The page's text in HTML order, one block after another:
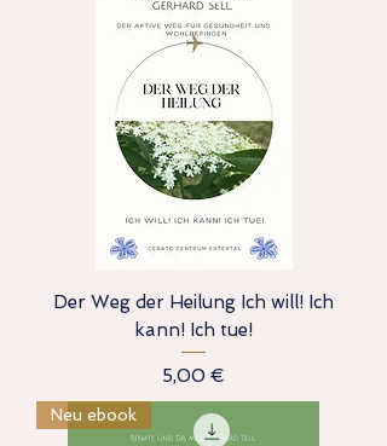
Der Weg der Heilung Ich will! Ich
kann! Ich tue!
Preis
5,00 €
Neu ebook